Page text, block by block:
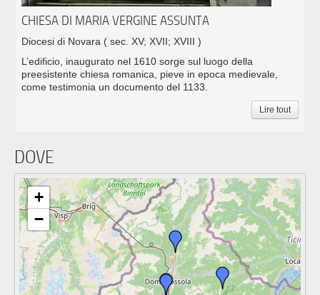
CHIESA DI MARIA VERGINE ASSUNTA
Diocesi di Novara ( sec. XV; XVII; XVIII )
L’edificio, inaugurato nel 1610 sorge sul luogo della
preesistente chiesa romanica, pieve in epoca medievale,
come testimonia un documento del 1133.
Lire tout
DOVE
+
−